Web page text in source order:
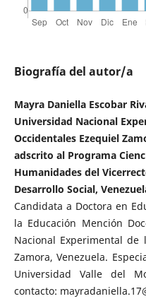
Biografía del autor/a
Mayra Daniella Escobar
Universidad Nacional
Occidentales Ezequiel
adscrito al Programa
Humanidades del
Desarrollo Social,
Candidata a Doctora en
la Educación Mención
Nacional Experimental de
Zamora, Venezuela.
Universidad Valle del
contacto: